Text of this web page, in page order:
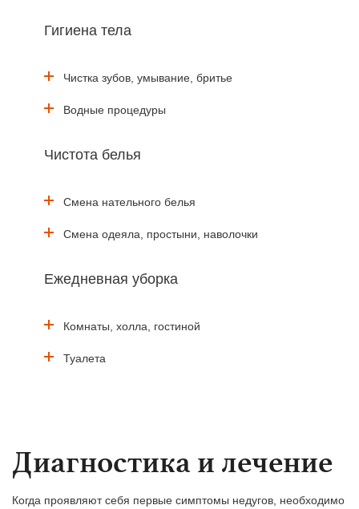
Гигиена тела
Чистка зубов, умывание, бритье
Водные процедуры
Чистота белья
Смена нательного белья
Смена одеяла, простыни, наволочки
Ежедневная уборка
Комнаты, холла, гостиной
Туалета
Диагностика и лечение
Когда проявляют себя первые симптомы недугов, необходимо